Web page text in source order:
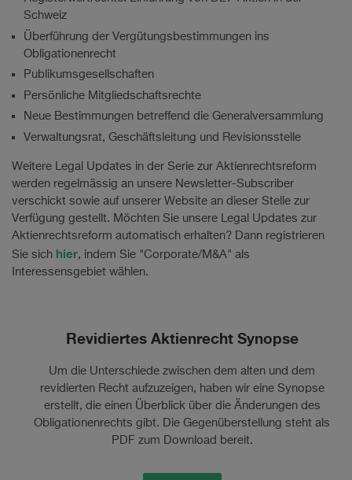
Schweiz
Überführung der Vergütungsbestimmungen ins
Obligationenrecht
Publikumsgesellschaften
Persönliche Mitgliedschaftsrechte
Neue Bestimmungen betreffend die Generalversammlung
Verwaltungsrat, Geschäftsleitung und Revisionsstelle
Weitere Legal Updates in der Serie zur Aktienrechtsreform
werden regelmässig an unsere Newsletter-Subscriber
verschickt sowie auf unserer Website an dieser Stelle zur
Verfügung gestellt. Möchten Sie unsere Legal Updates zur
Aktienrechtsreform automatisch erhalten? Dann registrieren
Sie sich hier, indem Sie "Corporate/M&A" als
Interessensgebiet wählen.
Revidiertes Aktienrecht Synopse
Um die Unterschiede zwischen dem alten und dem
revidierten Recht aufzuzeigen, haben wir eine Synopse
erstellt, die einen Überblick über die Änderungen des
Obligationenrechts gibt. Die Gegenüberstellung steht als
PDF zum Download bereit.